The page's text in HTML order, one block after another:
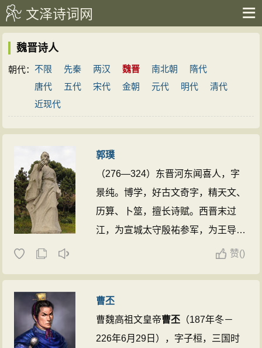
文泽诗词网
魏晋诗人
朝代：不限 先秦 两汉 魏晋 南北朝
隋代
唐代
五代 宋代 金朝 元代 明代
清代
近现代
郭璞
（276—324）东晋河东闻喜人，字
景纯。博学，好古文奇字，精天文、
历算、卜筮，擅长诗赋。西晋末过
江，为宣城太守殷祐参军，为王导所
重。晋元帝拜著作佐郎，与王隐共撰
所杀。后追赠弘农太守。为《尔
雅》、《方言》、《山海经》、《穆
天子传》作注，传于世。有辑本《郭
赞()
曹丕
曹魏高祖文皇帝曹丕 （187年冬－
226年6月29日），字子桓，三国时